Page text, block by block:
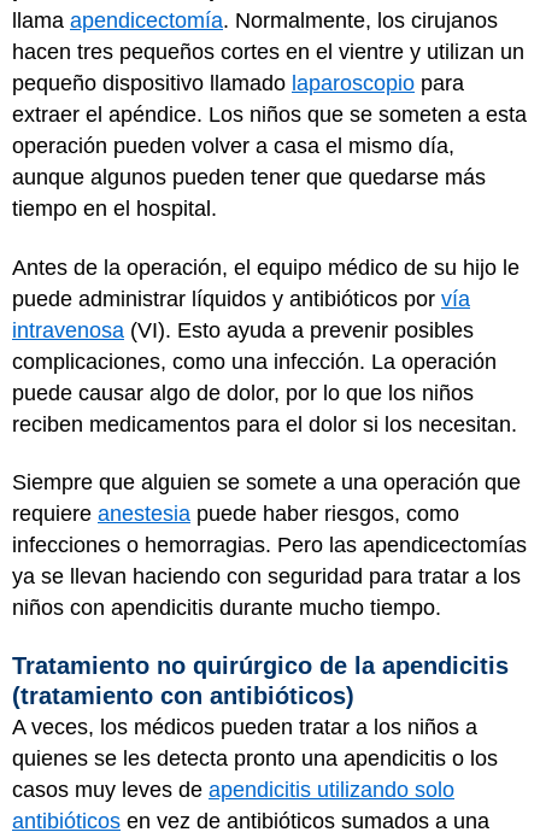
llama apendicectomía. Normalmente, los cirujanos
hacen tres pequeños cortes en el vientre y utilizan un
pequeño dispositivo llamado laparoscopio para
extraer el apéndice. Los niños que se someten a esta
operación pueden volver a casa el mismo día,
aunque algunos pueden tener que quedarse más
tiempo en el hospital.
Antes de la operación, el equipo médico de su hijo le
puede administrar líquidos y antibióticos por vía
intravenosa (VI). Esto ayuda a prevenir posibles
complicaciones, como una infección. La operación
puede causar algo de dolor, por lo que los niños
reciben medicamentos para el dolor si los necesitan.
Siempre que alguien se somete a una operación que
requiere anestesia puede haber riesgos, como
infecciones o hemorragias. Pero las apendicectomías
ya se llevan haciendo con seguridad para tratar a los
niños con apendicitis durante mucho tiempo.
Tratamiento no quirúrgico de la apendicitis
(tratamiento con antibióticos)
A veces, los médicos pueden tratar a los niños a
quienes se les detecta pronto una apendicitis o los
casos muy leves de apendicitis utilizando solo
antibióticos en vez de antibióticos sumados a una